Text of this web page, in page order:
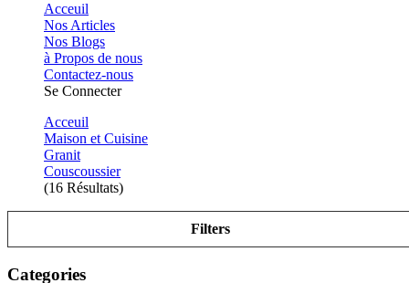
Acceuil
Nos Articles
Nos Blogs
à Propos de nous
Contactez-nous
Se Connecter
Acceuil
Maison et Cuisine
Granit
Couscoussier
(16 Résultats)
Filters
Categories